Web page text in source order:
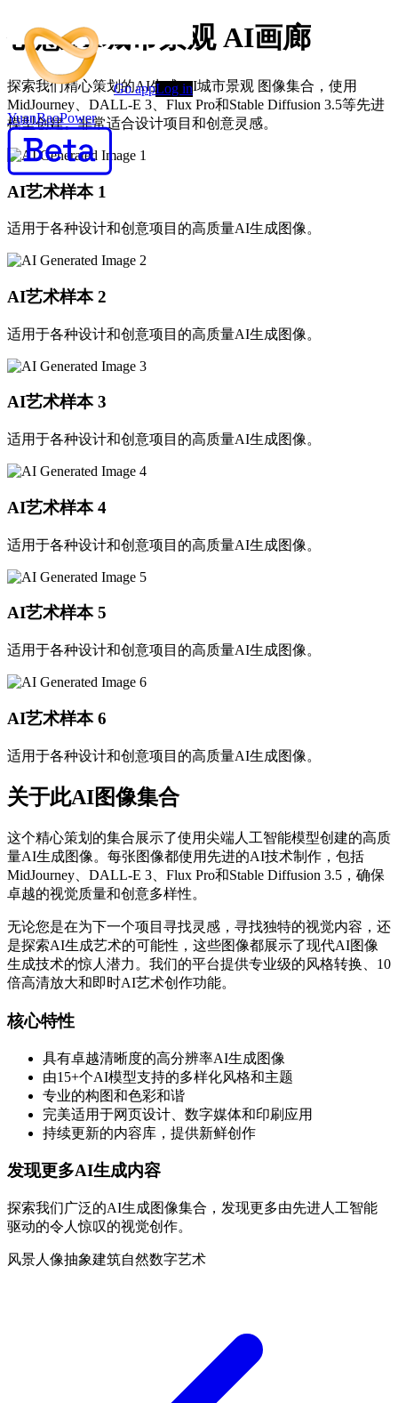
YuanBaoPower
Go appLog in
创意 AI城市景观 AI画廊
探索我们精心策划的AI生成 AI城市景观 图像集合，使用
MidJourney、DALL-E 3、Flux Pro和Stable Diffusion 3.5等先进
模型创建。非常适合设计项目和创意灵感。
AI艺术样本 1
适用于各种设计和创意项目的高质量AI生成图像。
AI艺术样本 2
适用于各种设计和创意项目的高质量AI生成图像。
AI艺术样本 3
适用于各种设计和创意项目的高质量AI生成图像。
AI艺术样本 4
适用于各种设计和创意项目的高质量AI生成图像。
AI艺术样本 5
适用于各种设计和创意项目的高质量AI生成图像。
AI艺术样本 6
适用于各种设计和创意项目的高质量AI生成图像。
关于此AI图像集合
这个精心策划的集合展示了使用尖端人工智能模型创建的高质
量AI生成图像。每张图像都使用先进的AI技术制作，包括
MidJourney、DALL-E 3、Flux Pro和Stable Diffusion 3.5，确保
卓越的视觉质量和创意多样性。
无论您是在为下一个项目寻找灵感，寻找独特的视觉内容，还
是探索AI生成艺术的可能性，这些图像都展示了现代AI图像
生成技术的惊人潜力。我们的平台提供专业级的风格转换、10
倍高清放大和即时AI艺术创作功能。
核心特性
具有卓越清晰度的高分辨率AI生成图像
由15+个AI模型支持的多样化风格和主题
专业的构图和色彩和谐
完美适用于网页设计、数字媒体和印刷应用
持续更新的内容库，提供新鲜创作
发现更多AI生成内容
探索我们广泛的AI生成图像集合，发现更多由先进人工智能
驱动的令人惊叹的视觉创作。
风景人像抽象建筑自然数字艺术